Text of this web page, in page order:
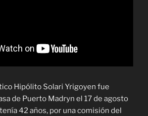
Hipólito Solari Yrigoyen fue
de Puerto Madryn el 17 de agosto
42 años, por una comisión del